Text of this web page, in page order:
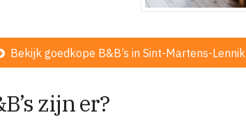
Bekijk goedkope B&B’s in Sint-Martens-Lennik
zijn er?